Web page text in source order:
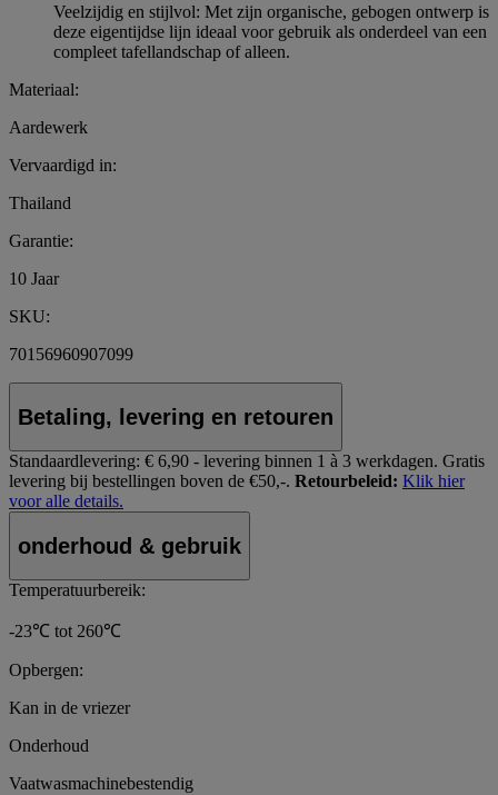
Veelzijdig en stijlvol: Met zijn organische, gebogen ontwerp is
deze eigentijdse lijn ideaal voor gebruik als onderdeel van een
compleet tafellandschap of alleen.
Materiaal:
Aardewerk
Vervaardigd in:
Thailand
Garantie:
10 Jaar
SKU:
70156960907099
Betaling, levering en retouren
Standaardlevering: € 6,90 - levering binnen 1 à 3 werkdagen. Gratis
levering bij bestellingen boven de €50,-. Retourbeleid: Klik hier
voor alle details.
onderhoud & gebruik
Temperatuurbereik:
-23℃ tot 260℃
Opbergen:
Kan in de vriezer
Onderhoud
Vaatwasmachinebestendig